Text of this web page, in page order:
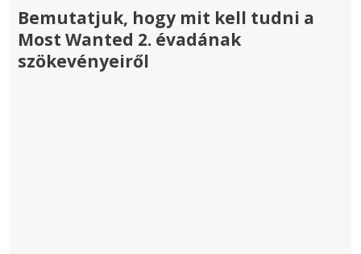
Bemutatjuk, hogy mit kell tudni a
Most Wanted 2. évadának
szökevényeiről